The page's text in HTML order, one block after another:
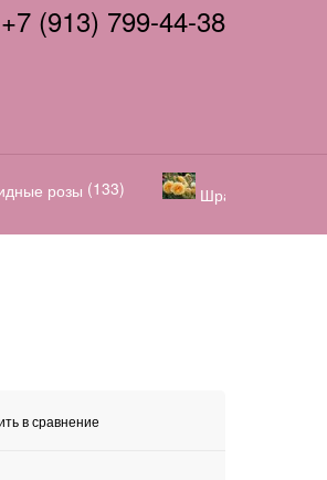
+7 (913) 799-44-38
розы (133) Шрабы /
в сравнение